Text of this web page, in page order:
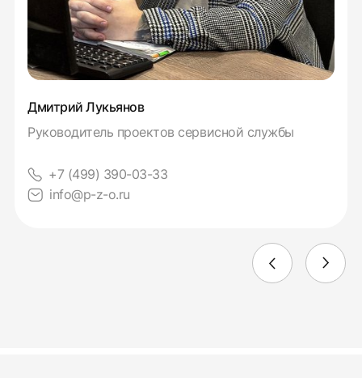
Дмитрий Лукьянов
Руководитель проектов сервисной службы
+7 (499) 390-03-33
info@p-z-o.ru